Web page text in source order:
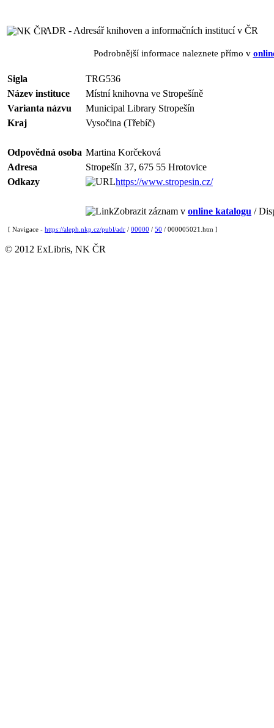
ADR - Adresář knihoven a informačních institucí v ČR
Podrobnější informace naleznete přímo v
Sigla
TRG536
Název instituce
Místní knihovna ve Stropešíně
Varianta názvu
Municipal Library Stropešín
Kraj
Vysočina (Třebíč)
Odpovědná osoba Martina Korčeková
Adresa
Stropešín 37, 675 55 Hrotovice
Odkazy
https://www.stropesin.cz/
Zobrazit záznam v online katalogu /
[ Navigace - https://aleph.nkp.cz/publ/adr / 00000 / 50 / 000005021.htm ]
© 2012 ExLibris, NK ČR